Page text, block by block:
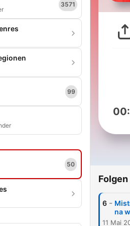
3571
99
50
Folgen
6 -
na
11 Mai